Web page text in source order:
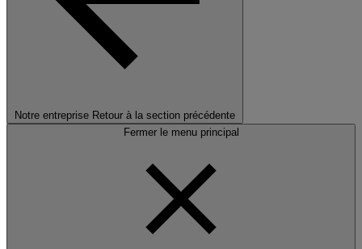
Notre entreprise Retour à la section précédente
Fermer le menu principal